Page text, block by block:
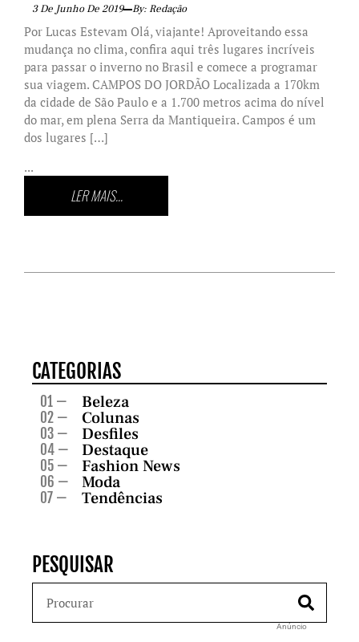
3 De Junho De 2019 By: Redação
Por Lucas Estevam Olá, viajante! Aproveitando essa
mudança no clima, confira aqui três lugares incríveis
para passar o inverno no Brasil e comece a programar
sua viagem. CAMPOS DO JORDÃO Localizada a 170km
da cidade de São Paulo e a 1.700 metros acima do nível
do mar, em plena Serra da Mantiqueira. Campos é um
dos lugares […]
...
LER MAIS...
CATEGORIAS
01 — Beleza
02 — Colunas
03 — Desfiles
04 — Destaque
05 — Fashion News
06 — Moda
07 — Tendências
PESQUISAR
Anúncio